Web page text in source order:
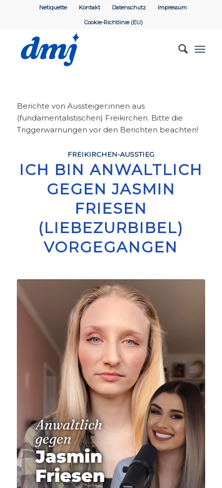
Netiquette Kontakt Datenschutz Impressum
Cookie-Richtlinie (EU)
Berichte von Aussteiger:innen aus
(fundamentalistischen) Freikirchen. Bitte die
Triggerwarnungen vor den Berichten beachten!
FREIKIRCHEN-AUSSTIEG
ICH BIN ANWALTLICH
GEGEN JASMIN
FRIESEN
(LIEBEZURBIBEL)
VORGEGANGEN